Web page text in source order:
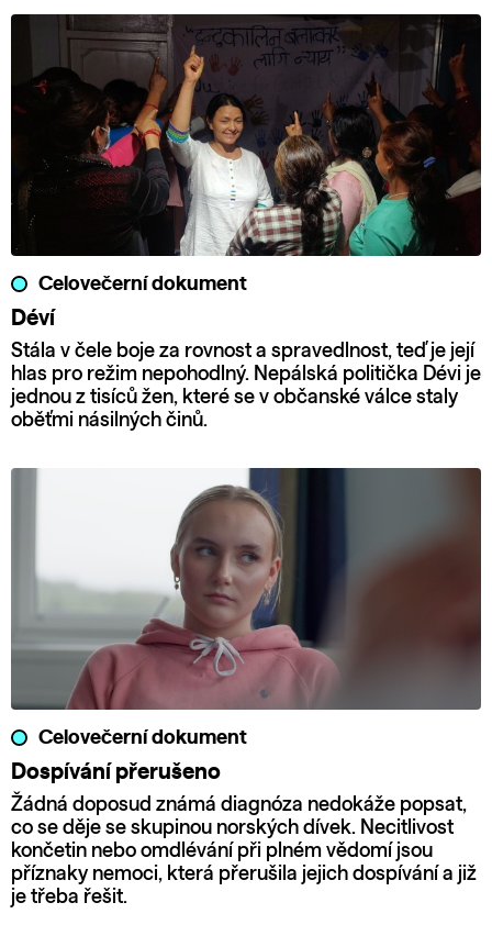
Celovečerní dokument
Déví
Stála v čele boje za rovnost a spravedlnost, teď je její
hlas pro režim nepohodlný. Nepálská politička Dévi je
jednou z tisíců žen, které se v občanské válce staly
oběťmi násilných činů.
Celovečerní dokument
Dospívání přerušeno
Žádná doposud známá diagnóza nedokáže popsat,
co se děje se skupinou norských dívek. Necitlivost
končetin nebo omdlévání při plném vědomí jsou
příznaky nemoci, která přerušila jejich dospívání a již
je třeba řešit.